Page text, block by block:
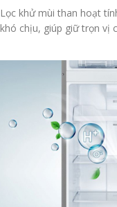
Lọc khử mùi than hoạt
khó chịu, giúp giữ trọn vị